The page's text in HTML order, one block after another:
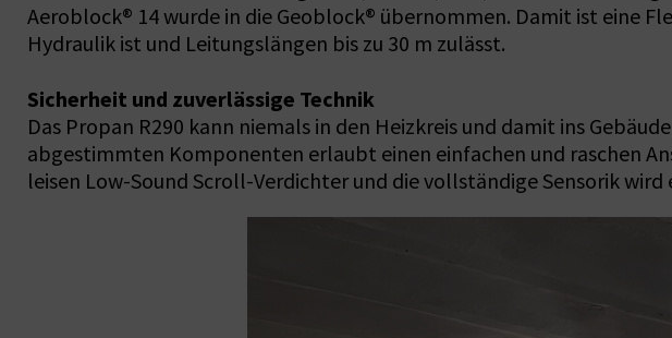
Aeroblock® 14 wurde in die Geoblock® übernommen. Damit ist eine
Hydraulik ist und Leitungslängen bis zu 30 m zulässt.
Sicherheit und zuverlässige Technik
Das Propan R290 kann niemals in den Heizkreis und damit ins
abgestimmten Komponenten erlaubt einen einfachen und raschen
leisen Low-Sound Scroll-Verdichter und die vollständige Sensorik